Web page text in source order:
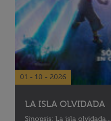
01 - 10 - 2026
LA ISLA OLVIDADA
Sinopsis: La isla olvidada...